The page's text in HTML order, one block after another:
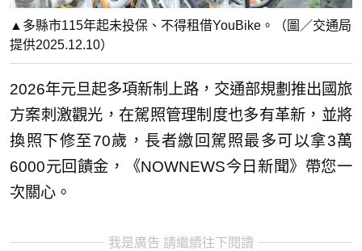
▲多縣市115年起未投保、不得租借YouBike。（圖／交通局
提供2025.12.10）
2026年元旦起多項新制上路，交通部規劃推出國旅
方案刺激觀光，在駕照管理制度也多有革新，並將
換照下修至70歲，長者繳回駕照最多可以拿3萬
6000元回饋金，《NOWNEWS今日新聞》帶您一
次關心。
我是廣告 請繼續往下閱讀